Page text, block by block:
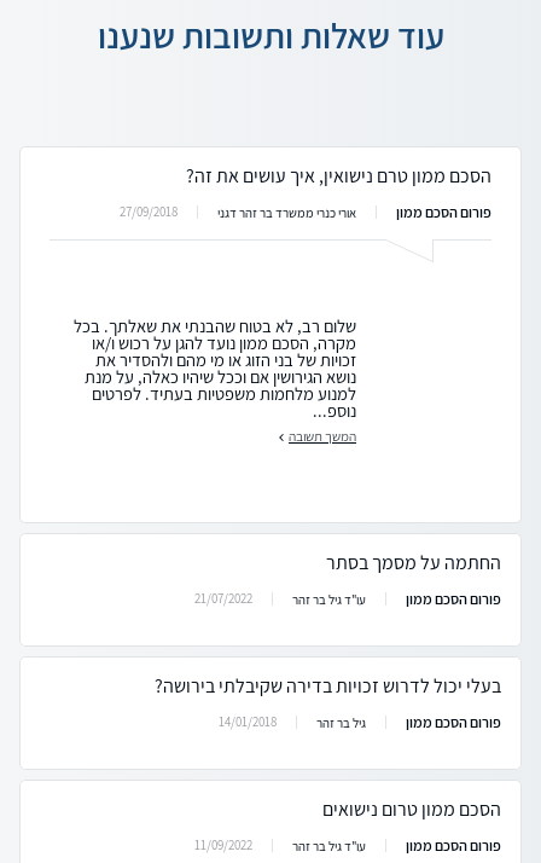
עוד שאלות ותשובות שנענו
הסכם ממון טרם נישואין, איך עושים את זה?
פורום הסכם ממון אורי כנרי ממשרד בר זהר דגני 27/09/2018
שלום רב, לא בטוח שהבנתי את שאלתך. בכל
מקרה, הסכם ממון נועד להגן על רכוש ו/או
זכויות של בני הזוג או מי מהם ולהסדיר את
נושא הגירושין אם וככל שיהיו כאלה, על מנת
למנוע מלחמות משפטיות בעתיד. לפרטים
נוספ...
המשך תשובה
החתמה על מסמך בסתר
פורום הסכם ממון עו"ד גיל בר זהר 21/07/2022
בעלי יכול לדרוש זכויות בדירה שקיבלתי בירושה?
פורום הסכם ממון גיל בר זהר 14/01/2018
הסכם ממון טרום נישואים
פורום הסכם ממון עו"ד גיל בר זהר 11/09/2022